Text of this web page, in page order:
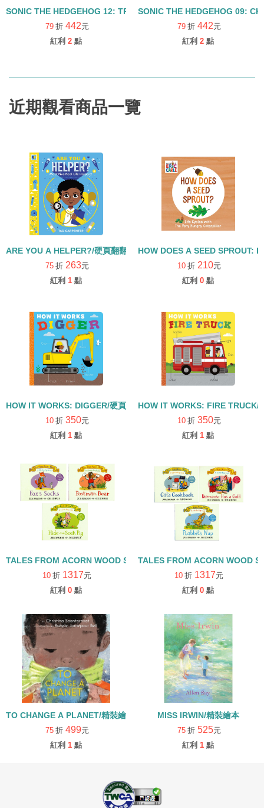
SONIC THE HEDGEHOG 12: TRIAL BY FIRE
79 折 442元
紅利 2 點
SONIC THE HEDGEHOG 09:
79 折 442元
紅利 2 點
近期觀看商品一覽
ARE YOU A HELPER?/硬頁翻翻書
75 折 263元
紅利 1 點
HOW DOES A SEED SPROUT:
10 折 210元
紅利 0 點
HOW IT WORKS: DIGGER/硬頁書
10 折 350元
紅利 1 點
HOW IT WORKS: FIRE TRUCK/
10 折 350元
紅利 1 點
TALES FROM ACORN WOOD STORY COLLECTION 觀察探索組/
10 折 1317元
紅利 0 點
TALES FROM ACORN WOOD
10 折 1317元
紅利 0 點
TO CHANGE A PLANET/精裝繪本
75 折 499元
紅利 1 點
MISS IRWIN/精裝繪本
75 折 525元
紅利 1 點